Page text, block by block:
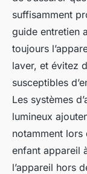
suffisamment
guide entretien
toujours
laver, et évitez
susceptibles
Les systèmes
lumineux
notamment lors
enfant appareil
l’appareil hors